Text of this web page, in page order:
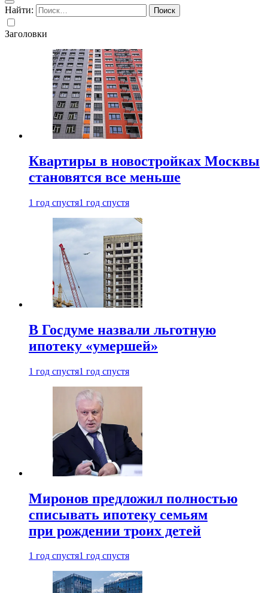
Найти:
Заголовки
Квартиры в новостройках Москвы
становятся все меньше
1 год спустя1 год спустя
В Госдуме назвали льготную
ипотеку «умершей»
1 год спустя1 год спустя
Миронов предложил полностью
списывать ипотеку семьям
при рождении троих детей
1 год спустя1 год спустя